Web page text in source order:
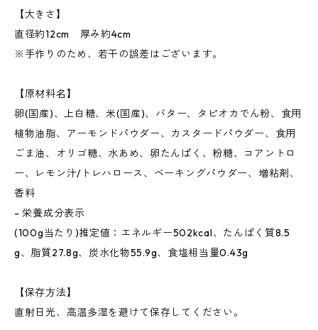
【大きさ】
直径約12cm 厚み約4cm
※手作りのため、若干の誤差はございます。
【原材料名】
卵(国産)、上白糖、米(国産)、バター、タピオカでん粉、食用
植物油脂、アーモンドパウダー、カスタードパウダー、食用
ごま油、オリゴ糖、水あめ、卵たんぱく、粉糖、コアントロ
ー、レモン汁/トレハロース、ベーキングパウダー、増粘剤、
香料
- 栄養成分表示
(100g当たり)推定値：エネルギー502kcal、たんぱく質8.5
g、脂質27.8g、炭水化物55.9g、食塩相当量0.43g
【保存方法】
直射日光、高温多湿を避けて保存してください。